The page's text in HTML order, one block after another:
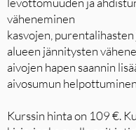
väheneminen
kasvojen,
alueen jännitysten
aivojen hapen saannin
aivosumun helpottuminen
Kurssin hinta on 109 €.